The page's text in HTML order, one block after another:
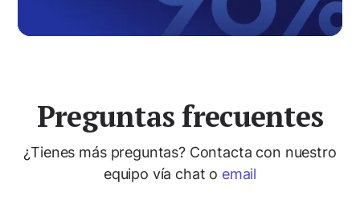
Preguntas frecuentes
¿Tienes más preguntas? Contacta con nuestro
equipo vía chat o email